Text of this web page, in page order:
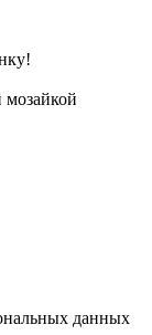
данных